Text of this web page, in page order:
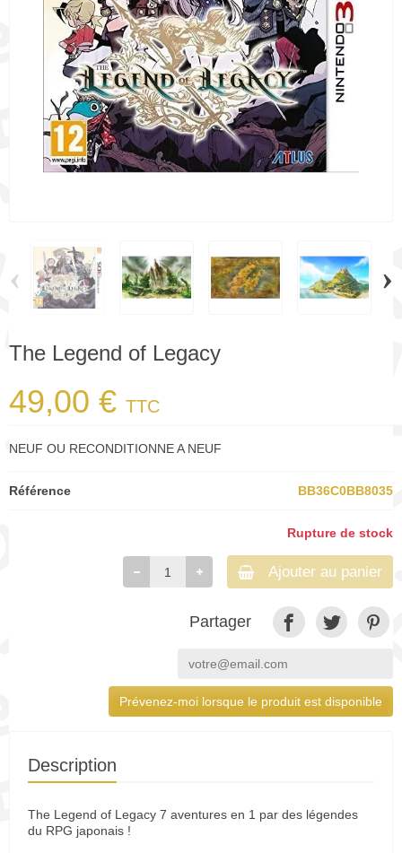
‹ ›
The Legend of Legacy
49,00 € TTC
NEUF OU RECONDITIONNE A NEUF
Référence BB36C0BB8035
Rupture de stock
Ajouter au panier
Partager
Prévenez-moi lorsque le produit est disponible
Description
The Legend of Legacy 7 aventures en 1 par des légendes
du RPG japonais !